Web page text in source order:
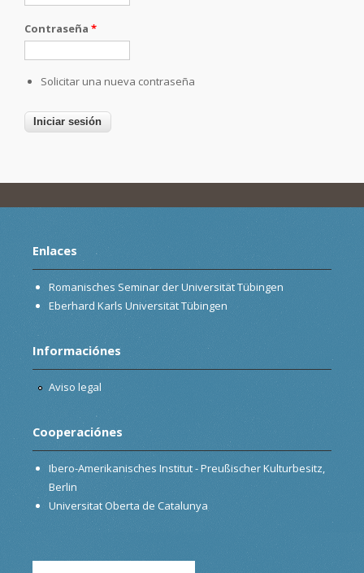
Contraseña *
Solicitar una nueva contraseña
Enlaces
Romanisches Seminar der Universität Tübingen
Eberhard Karls Universität Tübingen
Informaciónes
Aviso legal
Cooperaciónes
Ibero-Amerikanisches Institut - Preußischer Kulturbesitz,
Berlin
Universitat Oberta de Catalunya